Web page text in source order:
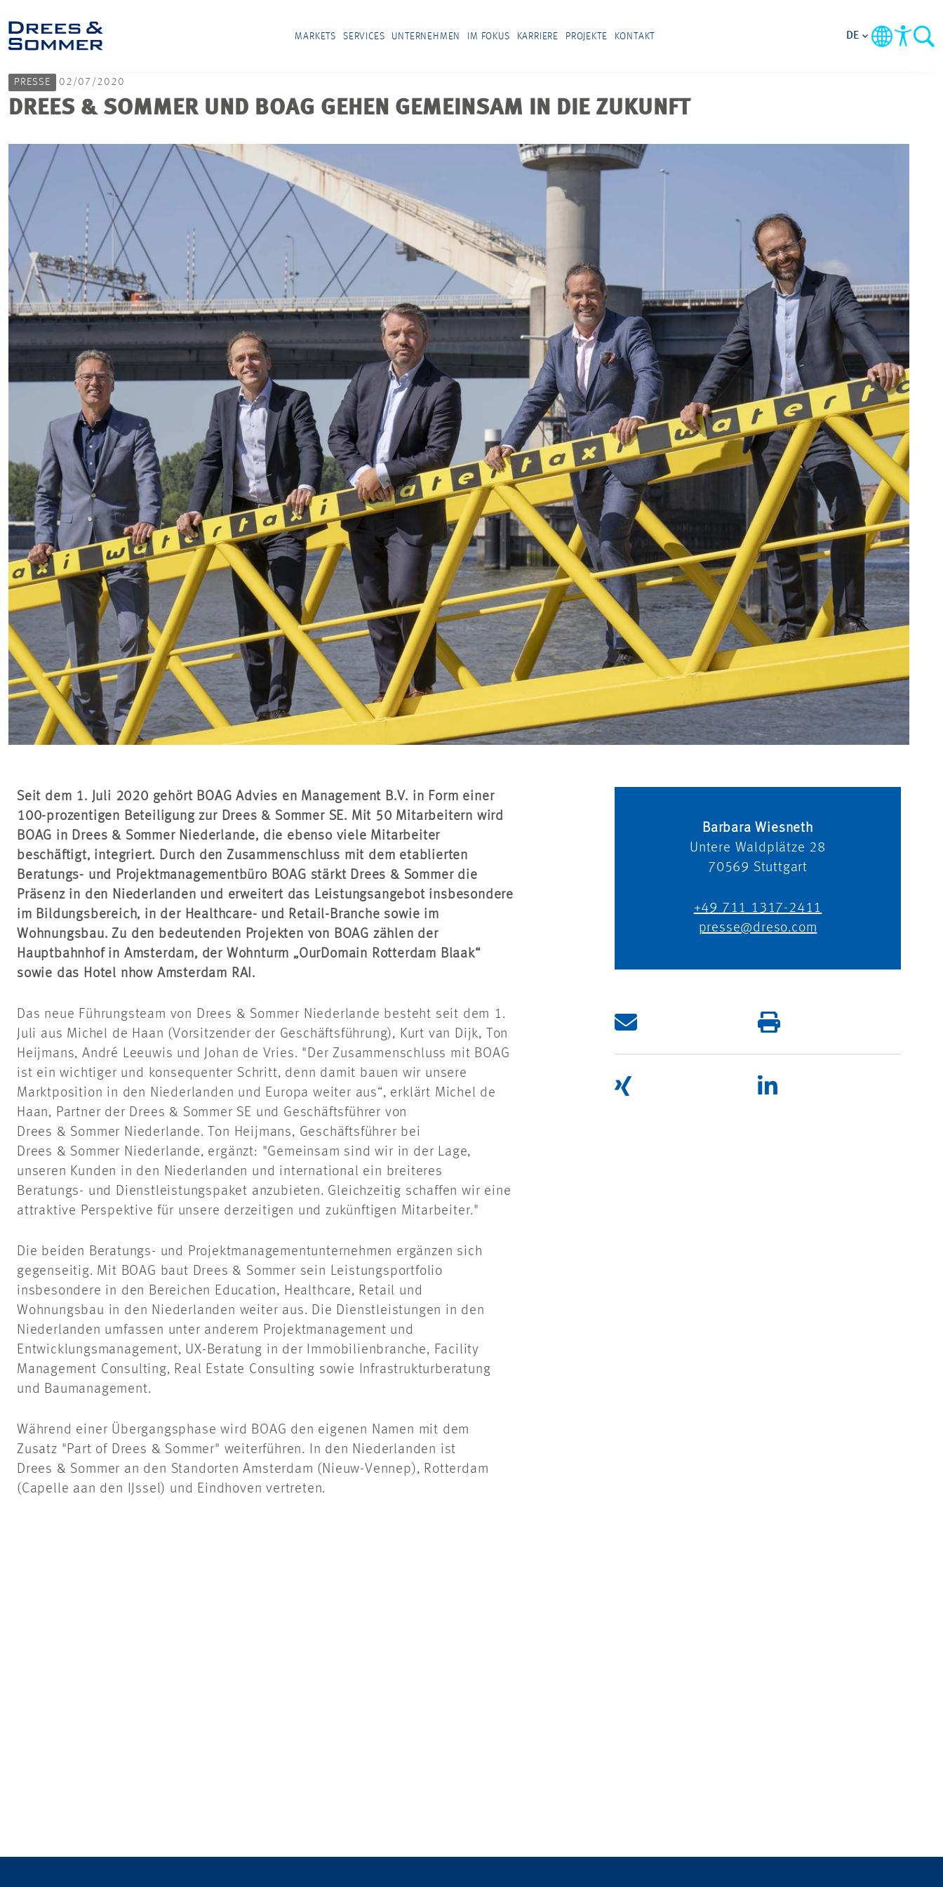
MARKETS SERVICES UNTERNEHMEN IM FOKUS KARRIERE PROJEKTE KONTAKT DE
PRESSE 02/07/2020
DREES & SOMMER UND BOAG GEHEN GEMEINSAM IN DIE ZUKUNFT
Seit dem 1. Juli 2020 gehört BOAG Advies en Management B.V. in Form einer
100-prozentigen Beteiligung zur Drees & Sommer SE. Mit 50 Mitarbeitern wird
BOAG in Drees & Sommer Niederlande, die ebenso viele Mitarbeiter
beschäftigt, integriert. Durch den Zusammenschluss mit dem etablierten
Beratungs- und Projektmanagementbüro BOAG stärkt Drees & Sommer die
Präsenz in den Niederlanden und erweitert das Leistungsangebot insbesondere
im Bildungsbereich, in der Healthcare- und Retail-Branche sowie im
Wohnungsbau. Zu den bedeutenden Projekten von BOAG zählen der
Hauptbahnhof in Amsterdam, der Wohnturm „OurDomain Rotterdam Blaak“
sowie das Hotel nhow Amsterdam RAI.
Das neue Führungsteam von Drees & Sommer Niederlande besteht seit dem 1.
Juli aus Michel de Haan (Vorsitzender der Geschäftsführung), Kurt van Dijk, Ton
Heijmans, André Leeuwis und Johan de Vries. "Der Zusammenschluss mit BOAG
ist ein wichtiger und konsequenter Schritt, denn damit bauen wir unsere
Marktposition in den Niederlanden und Europa weiter aus“, erklärt Michel de
Haan, Partner der Drees & Sommer SE und Geschäftsführer von
Drees & Sommer Niederlande. Ton Heijmans, Geschäftsführer bei
Drees & Sommer Niederlande, ergänzt: "Gemeinsam sind wir in der Lage,
unseren Kunden in den Niederlanden und international ein breiteres
Beratungs- und Dienstleistungspaket anzubieten. Gleichzeitig schaffen wir eine
attraktive Perspektive für unsere derzeitigen und zukünftigen Mitarbeiter."
Die beiden Beratungs- und Projektmanagementunternehmen ergänzen sich
gegenseitig. Mit BOAG baut Drees & Sommer sein Leistungsportfolio
insbesondere in den Bereichen Education, Healthcare, Retail und
Wohnungsbau in den Niederlanden weiter aus. Die Dienstleistungen in den
Niederlanden umfassen unter anderem Projektmanagement und
Entwicklungsmanagement, UX-Beratung in der Immobilienbranche, Facility
Management Consulting, Real Estate Consulting sowie Infrastrukturberatung
und Baumanagement.
Während einer Übergangsphase wird BOAG den eigenen Namen mit dem
Zusatz "Part of Drees & Sommer" weiterführen. In den Niederlanden ist
Drees & Sommer an den Standorten Amsterdam (Nieuw-Vennep), Rotterdam
(Capelle aan den IJssel) und Eindhoven vertreten.
Barbara Wiesneth
Untere Waldplätze 28
70569 Stuttgart
+49 711 1317-2411
presse@dreso.com